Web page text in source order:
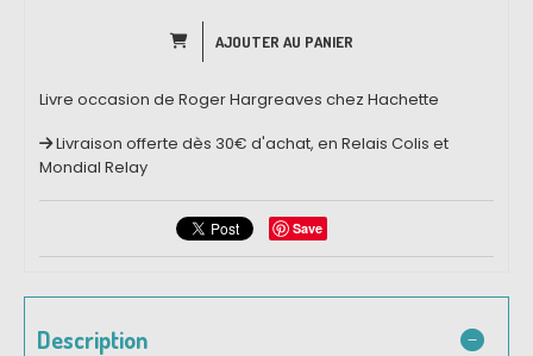
AJOUTER AU PANIER
Livre occasion de Roger Hargreaves chez Hachette
Livraison offerte dès 30€ d'achat, en Relais Colis et
Mondial Relay
Save
Description